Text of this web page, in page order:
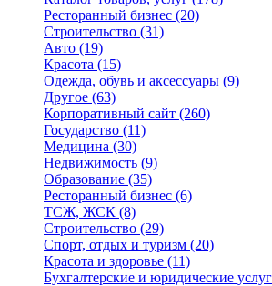
Ресторанный бизнес (20)
Строительство (31)
Авто (19)
Красота (15)
Одежда, обувь и аксессуары (9)
Другое (63)
Корпоративный сайт (260)
Государство (11)
Медицина (30)
Недвижимость (9)
Образование (35)
Ресторанный бизнес (6)
ТСЖ, ЖСК (8)
Строительство (29)
Спорт, отдых и туризм (20)
Красота и здоровье (11)
Бухгалтерские и юридические